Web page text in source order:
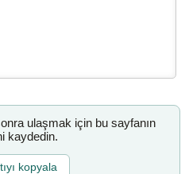
ulaşmak için bu sayfanın
kaydedin.
kopyala